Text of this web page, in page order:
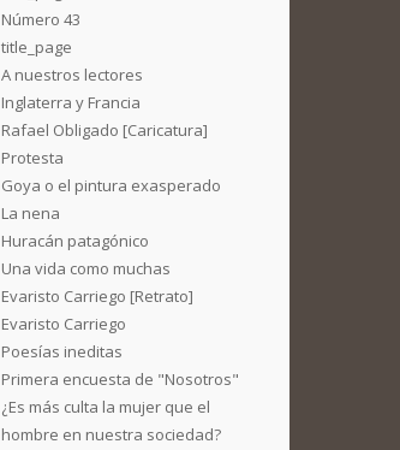
Número 43
title_page
A nuestros lectores
Inglaterra y Francia
Rafael Obligado [Caricatura]
Protesta
Goya o el pintura exasperado
La nena
Huracán patagónico
Una vida como muchas
Evaristo Carriego [Retrato]
Evaristo Carriego
Poesías ineditas
Primera encuesta de "Nosotros"
¿Es más culta la mujer que el
hombre en nuestra sociedad?